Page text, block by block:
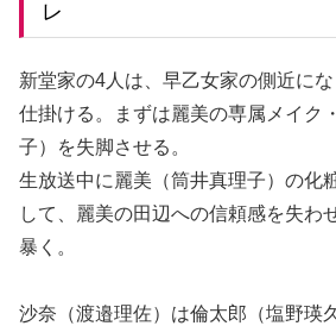
レ
新堂家の4人は、早乙女家の側近に
仕掛ける。まずは麗美の専属メイク
子）を失脚させる。
生放送中に麗美（筒井真理子）の化
して、麗美の田辺への信頼感を失わ
暴く。
沙奈（渡邉理佐）は倫太郎（塩野瑛